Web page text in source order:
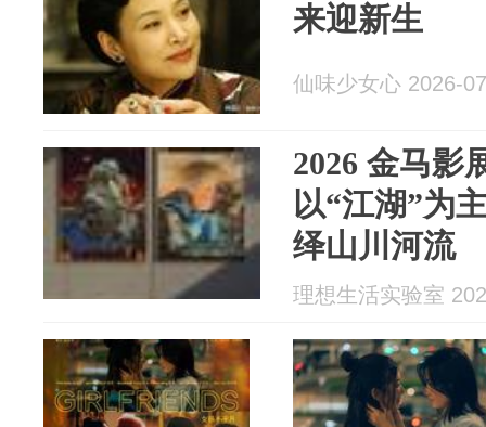
来迎新生
仙味少女心 2026-
2026 金马影
以“江湖”为
绎山川河流
理想生活实验室